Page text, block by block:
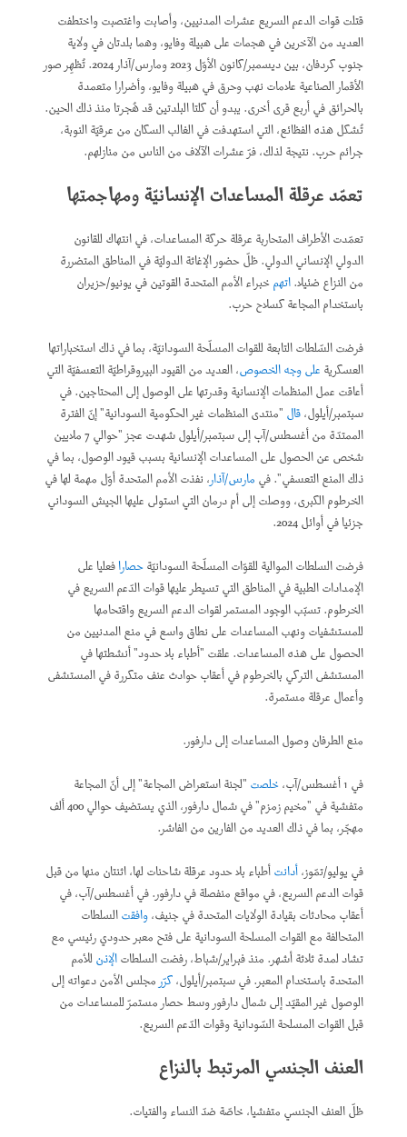
قتلت قوات الدعم السريع عشرات المدنيين، وأصابت واغتصبت واختطفت
العديد من الآخرين في هجمات على هبيلة وفايو، وهما بلدتان في ولاية
جنوب كردفان، بين ديسمبر/كانون الأوّل 2023 ومارس/آذار 2024. تُظهِر صور
الأقمار الصناعية علامات نهب وحرق في هبيلة وفايو، وأضرارا متعمدة
بالحرائق في أربع قرى أخرى. يبدو أن كلتا البلدتين قد هُجرتا منذ ذلك الحين.
تُشكل هذه الفظائع، التي استهدفت في الغالب السكان من عرقيّة النوبة،
جرائم حرب. نتيجة لذلك، فرّ عشرات الآلاف من الناس من منازلهم.
تعمّد عرقلة المساعدات الإنسانيّة ومهاجمتها
تعمّدت الأطراف المتحاربة عرقلة حركة المساعدات، في انتهاك للقانون
الدولي الإنساني الدولي. ظلّ حضور الإغاثة الدوليّة في المناطق المتضررة
من النزاع ضئيلا.اتهمخبراء الأمم المتحدة القوتين في يونيو/حزيران
باستخدام المجاعة كسلاح حرب.
فرضت السّلطات التابعة للقوات المسلّحة السودانيّة، بما في ذلك استخباراتها
العسكريةعلى وجه الخصوص، العديد من القيود البيروقراطيّة التعسفيّة التي
أعاقت عمل المنظمات الإنسانية وقدرتها على الوصول إلى المحتاجين. في
سبتمبر/أيلول،قال"منتدى المنظمات غير الحكومية السودانية" إنّ الفترة
الممتدّة من أغسطس/آب إلى سبتمبر/أيلول شهدت عجز "حوالي 7 ملايين
شخص عن الحصول على المساعدات الإنسانية بسبب قيود الوصول، بما في
ذلك المنع التعسفي". فيمارس/آذار، نفذت الأمم المتحدة أوّل مهمة لها في
الخرطوم الكبرى، ووصلت إلى أم درمان التي استولى عليها الجيش السوداني
جزئيا في أوائل 2024.
فرضت السلطات الموالية للقوّات المسلّحة السودانيّةحصارافعليا على
الإمدادات الطبية في المناطق التي تسيطر عليها قوات الدّعم السريع في
الخرطوم. تسبّب الوجود المستمر لقوات الدعم السريع واقتحامها
للمستشفيات ونهب المساعدات على نطاق واسع في منع المدنيين من
الحصول على هذه المساعدات. علقت "أطباء بلا حدود" أنشطتها في
المستشفى التركي بالخرطوم في أعقاب حوادث عنف متكررة في المستشفى
وأعمال عرقلة مستمرة.
منع الطرفان وصول المساعدات إلى دارفور.
في 1 أغسطس/آب،
خلصت"لجنة استعراض المجاعة" إلى أنّ المجاعة
متفشية في "مخيم زمزم" في شمال دارفور، الذي يستضيف حوالي 400 ألف
مهجّر، بما في ذلك العديد من الفارين من الفاشر.
في يوليو/تمّوز،أدانتأطباء بلا حدود عرقلة شاحنات لها، اثنتان منها من قبل
قوات الدعم السريع، في مواقع منفصلة في دارفور. في أغسطس/آب، في
أعقاب محادثات بقيادة الولايات المتحدة في جنيف،وافقتالسلطات
المتحالفة مع القوات المسلحة السودانية على فتح معبر حدودي رئيسي مع
تشاد لمدة ثلاثة أشهر. منذ فبراير/شباط، رفضت السلطاتالإذنللأمم
المتحدة باستخدام المعبر. في سبتمبر/أيلول،كرّرمجلس الأمن دعواته إلى
الوصول غير المقيّد إلى شمال دارفور وسط حصار مستمرّ للمساعدات من
قبل القوات المسلحة السّودانية وقوات الدّعم السريع.
العنف الجنسي المرتبط بالنزاع
ظلّ العنف الجنسي متفشيا، خاصّة ضدّ النساء والفتيات.